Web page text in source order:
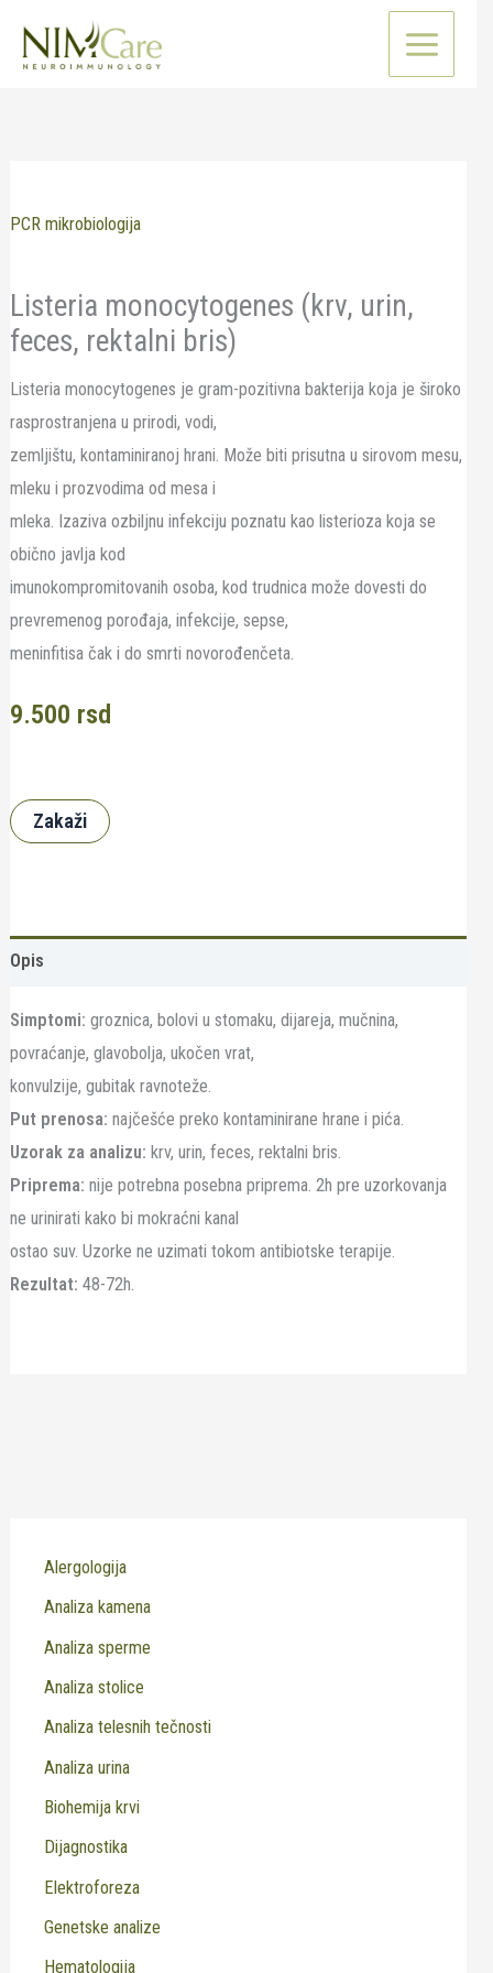
PCR mikrobiologija
Listeria monocytogenes (krv, urin,
feces, rektalni bris)
Listeria monocytogenes je gram-pozitivna bakterija koja je široko
rasprostranjena u prirodi, vodi,
zemljištu, kontaminiranoj hrani. Može biti prisutna u sirovom mesu,
mleku i prozvodima od mesa i
mleka. Izaziva ozbiljnu infekciju poznatu kao listerioza koja se
obično javlja kod
imunokompromitovanih osoba, kod trudnica može dovesti do
prevremenog porođaja, infekcije, sepse,
meninfitisa čak i do smrti novorođenčeta.
9.500 rsd
Zakaži
Opis
Simptomi: groznica, bolovi u stomaku, dijareja, mučnina,
povraćanje, glavobolja, ukočen vrat,
konvulzije, gubitak ravnoteže.
Put prenosa: najčešće preko kontaminirane hrane i pića.
Uzorak za analizu: krv, urin, feces, rektalni bris.
Priprema: nije potrebna posebna priprema. 2h pre uzorkovanja
ne urinirati kako bi mokraćni kanal
ostao suv. Uzorke ne uzimati tokom antibiotske terapije.
Rezultat: 48-72h.
Alergologija
Analiza kamena
Analiza sperme
Analiza stolice
Analiza telesnih tečnosti
Analiza urina
Biohemija krvi
Dijagnostika
Elektroforeza
Genetske analize
Hematologija